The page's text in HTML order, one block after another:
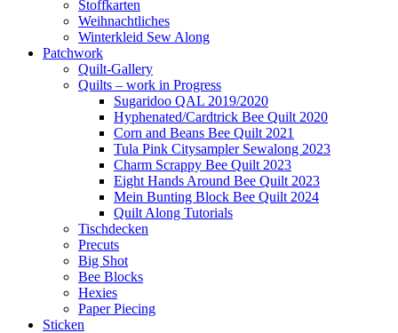
Stoffkarten
Weihnachtliches
Winterkleid Sew Along
Patchwork
Quilt-Gallery
Quilts – work in Progress
Sugaridoo QAL 2019/2020
Hyphenated/Cardtrick Bee Quilt 2020
Corn and Beans Bee Quilt 2021
Tula Pink Citysampler Sewalong 2023
Charm Scrappy Bee Quilt 2023
Eight Hands Around Bee Quilt 2023
Mein Bunting Block Bee Quilt 2024
Quilt Along Tutorials
Tischdecken
Precuts
Big Shot
Bee Blocks
Hexies
Paper Piecing
Sticken